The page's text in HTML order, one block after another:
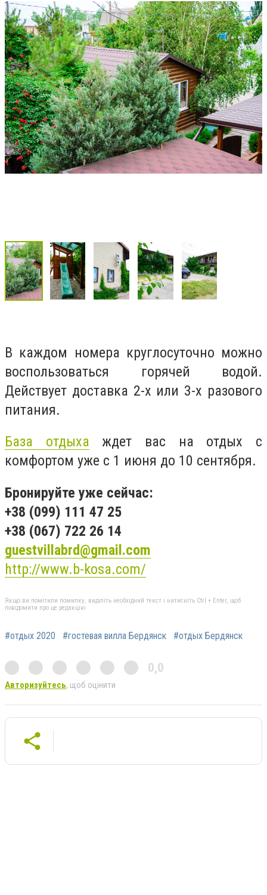
В каждом номера круглосуточно можно
воспользоваться горячей водой.
Действует доставка 2-х или 3-х разового
питания.
База отдыха ждет вас на отдых с
комфортом уже с 1 июня до 10 сентября.
Бронируйте уже сейчас:
+38 (099) 111 47 25
+38 (067) 722 26 14
guestvillabrd@gmail.com
http://www.b-kosa.com/
Якщо ви помітили помилку, виділіть необхідний текст і натисніть Ctrl + Enter, щоб
повідомити про це редакцію
#отдых 2020 #гостевая вилла Бердянск #отдых Бердянск
0,0
Авторизуйтесь, щоб оцінити